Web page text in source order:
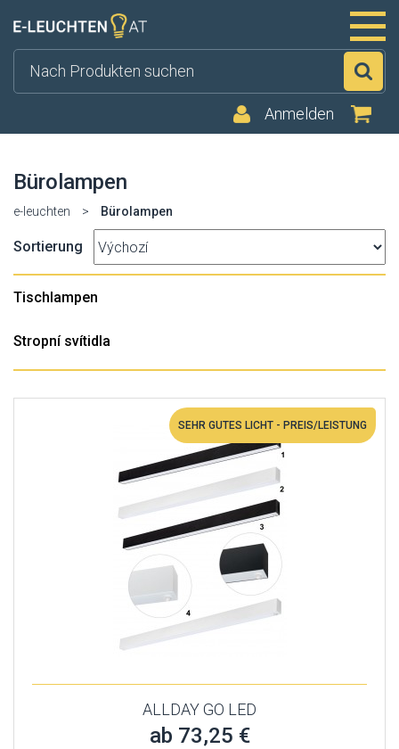
Anmelden
Bürolampen
e-leuchten > Bürolampen
Sortierung
Tischlampen
Stropní svítidla
SEHR GUTES LICHT - PREIS/LEISTUNG
ALLDAY GO LED
ab 73,25 €